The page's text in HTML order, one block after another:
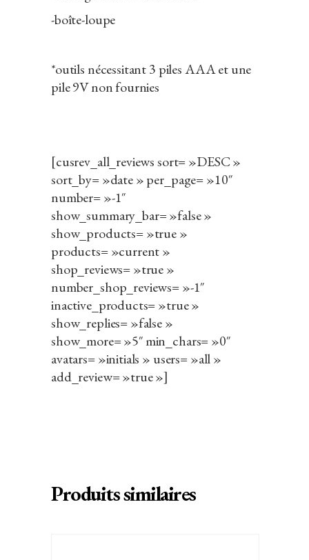
-boîte-loupe
*outils nécessitant 3 piles AAA et une
pile 9V non fournies
[cusrev_all_reviews sort= »DESC »
sort_by= »date » per_page= »10″
number= »-1″
show_summary_bar= »false »
show_products= »true »
products= »current»
shop_reviews= »true »
number_shop_reviews= »-1″
inactive_products= »true »
show_replies= »false »
show_more= »5″ min_chars= »0″
avatars= »initials » users= »all »
add_review= »true »]
Produits similaires